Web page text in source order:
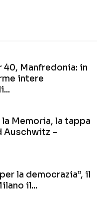
40, Manfredonia: in
intere
Memoria, la tappa
Auschwitz –
la democrazia”, il
il...